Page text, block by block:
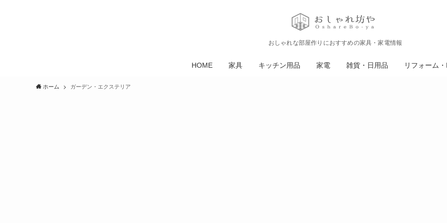
おしゃれな部屋作りにおすすめの家具・家電情報
HOME 家具 キッチン用品 家電 雑貨・日用品 リフォーム
ホーム ガーデン・エクステリア